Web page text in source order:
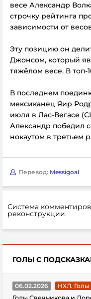
весе Александр
строчку рейтинга
зависимости от
Эту позицию он
Джонсом, который
тяжёлом весе. В
В последнем
мексиканец Яир
июля в Лас-Вегасе
Александр победил
нокаутом в третьем
Перевод: Messigoal
Система
реконструкции.
ГОЛЫ С
06.02.2026
НХЛ. Голы